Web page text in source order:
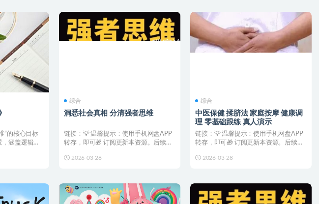
”的核心目标
涵盖逻辑推
综合
洞悉社会真相 分清强者思维
链接：💡 温馨提示：使用手机网盘APP
转存，即可🎁 订阅更新本资源。后续更
2026-03-28
综合
中医保健 揉脐法 家庭按摩 健康调
理 零基础跟练 真人演示
链接：💡 温馨提示：使用手机网盘APP
转存，即可🎁 订阅更新本资源。后续更
2026-03-28